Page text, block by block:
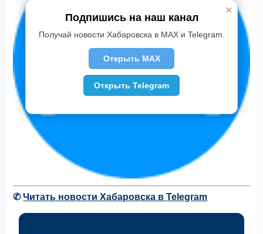
✆Читать новости Хабаровска в Telegram
✕
Подпишись на наш канал
Получай новости Хабаровска в MAX и Telegram.
Открыть MAX
Открыть Telegram